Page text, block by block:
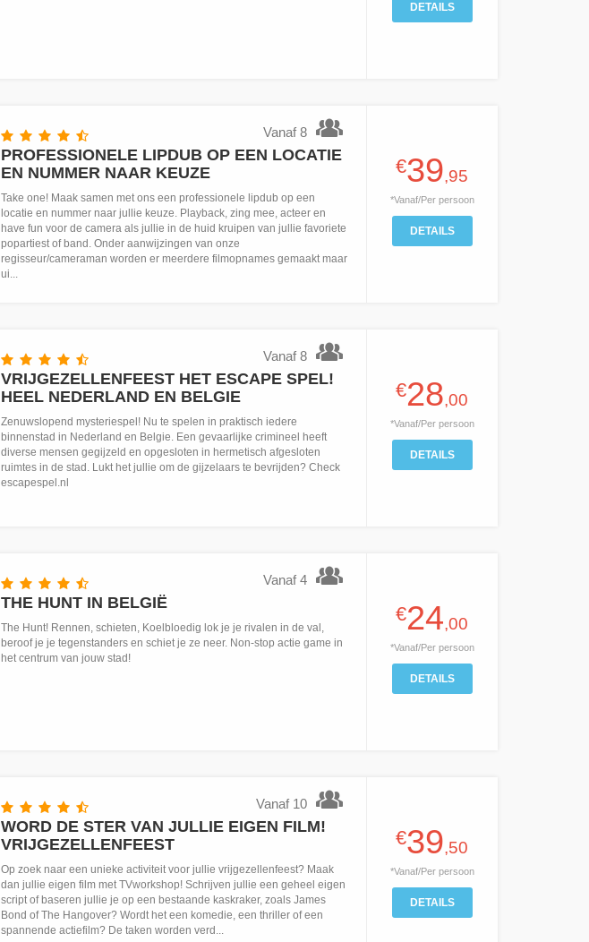
DETAILS
Vanaf 8
PROFESSIONELE LIPDUB OP EEN LOCATIE
EN NUMMER NAAR KEUZE
Take one! Maak samen met ons een professionele lipdub op een
locatie en nummer naar jullie keuze. Playback, zing mee, acteer en
have fun voor de camera als jullie in de huid kruipen van jullie favoriete
popartiest of band. Onder aanwijzingen van onze
regisseur/cameraman worden er meerdere filmopnames gemaakt maar
ui...
€39,95
*Vanaf/Per persoon
DETAILS
Vanaf 8
VRIJGEZELLENFEEST HET ESCAPE SPEL!
HEEL NEDERLAND EN BELGIE
Zenuwslopend mysteriespel! Nu te spelen in praktisch iedere
binnenstad in Nederland en Belgie. Een gevaarlijke crimineel heeft
diverse mensen gegijzeld en opgesloten in hermetisch afgesloten
ruimtes in de stad. Lukt het jullie om de gijzelaars te bevrijden? Check
escapespel.nl
€28,00
*Vanaf/Per persoon
DETAILS
Vanaf 4
THE HUNT IN BELGIË
The Hunt! Rennen, schieten, Koelbloedig lok je je rivalen in de val,
beroof je je tegenstanders en schiet je ze neer. Non-stop actie game in
het centrum van jouw stad!
€24,00
*Vanaf/Per persoon
DETAILS
Vanaf 10
WORD DE STER VAN JULLIE EIGEN FILM!
VRIJGEZELLENFEEST
Op zoek naar een unieke activiteit voor jullie vrijgezellenfeest? Maak
dan jullie eigen film met TVworkshop! Schrijven jullie een geheel eigen
script of baseren jullie je op een bestaande kaskraker, zoals James
Bond of The Hangover? Wordt het een komedie, een thriller of een
spannende actiefilm? De taken worden verd...
€39,50
*Vanaf/Per persoon
DETAILS